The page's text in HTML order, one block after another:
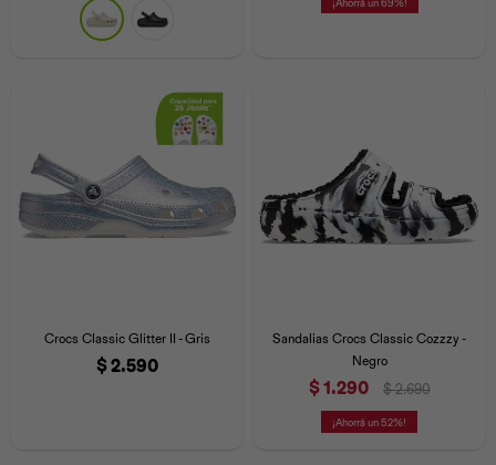
Crocs Classic Glitter II - Gris
$2.590
Sandalias Crocs Classic Cozzzy -
Negro
$1.290 $ 2.690
52